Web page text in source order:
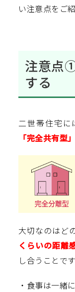
い注意点をご
注意点
する
二世帯住宅に
「完全共有型」
大切なのはど
くらいの距離
し合うことです
・食事は一緒